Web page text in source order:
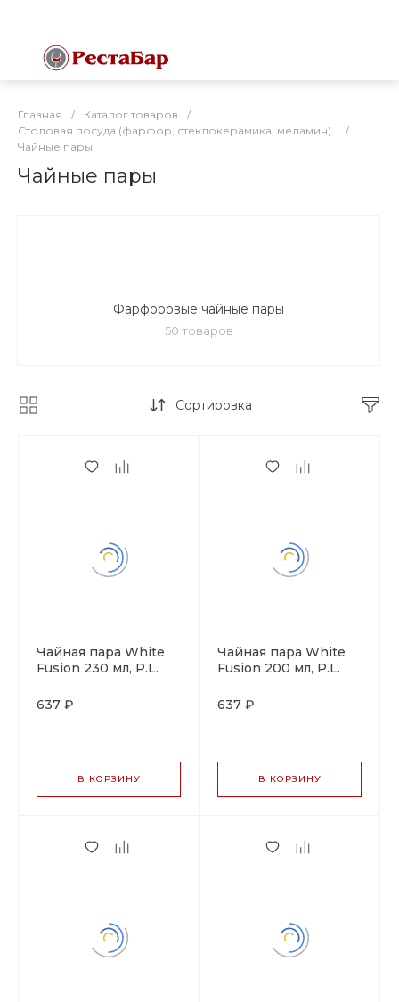
Главная / Каталог товаров
/
Столовая посуда (фарфор, стеклокерамика, меламин)
/
Чайные пары
Чайные пары
Фарфоровые чайные пары
50 товаров
Сортировка
Чайная пара White
Fusion 230 мл, P.L.
(73024287/73024297)
637 ₽
В КОРЗИНУ
Чайная пара White
Fusion 200 мл, P.L.
(73024287/73024297)
637 ₽
В КОРЗИНУ